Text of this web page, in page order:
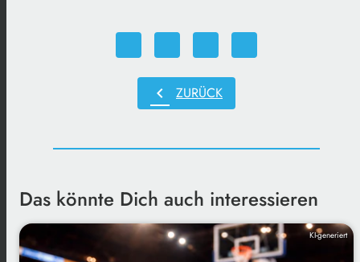
chevron_left ZURÜCK
Das könnte Dich auch interessieren
KI-generiert